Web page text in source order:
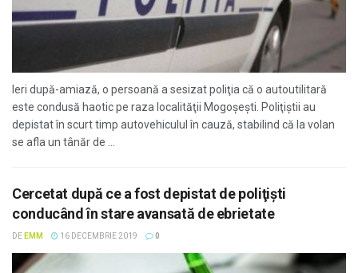
Ieri după-amiază, o persoană a sesizat poliţia că o autoutilitară
este condusă haotic pe raza localităţii Mogoşeşti. Poliţiştii au
depistat în scurt timp autovehiculul în cauză, stabilind că la volan
se afla un tânăr de ...
Cercetat după ce a fost depistat de poliţişti
conducând în stare avansată de ebrietate
DE EMM 16 DECEMBRIE 2019 0